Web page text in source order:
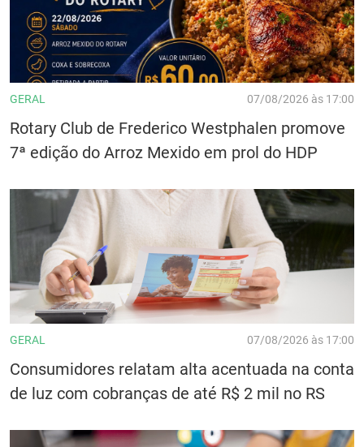
GERAL 07/08/2026 às 17:00
Rotary Club de Frederico Westphalen promove
7ª edição do Arroz Mexido em prol do HDP
GERAL 07/08/2026 às 17:00
Consumidores relatam alta acentuada na conta
de luz com cobranças de até R$ 2 mil no RS